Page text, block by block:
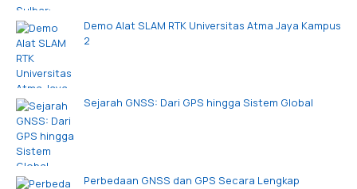
Demo Alat SLAM RTK Universitas Atma Jaya Kampus
2
Sejarah GNSS: Dari GPS hingga Sistem Global
Perbedaan GNSS dan GPS Secara Lengkap